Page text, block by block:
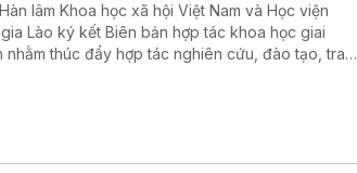
lâm Khoa học xã hội Việt Nam và Học viện
Lào ký kết Biên bản hợp tác khoa học giai
thúc đẩy hợp tác nghiên cứu, đào tạo, trao